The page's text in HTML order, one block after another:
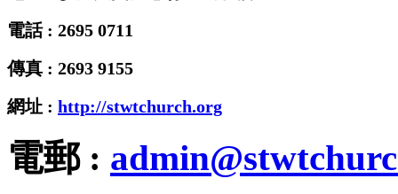
電話 : 2695 0711
傳真 : 2693 9155
網址 : http://stwtchurch.org
電郵 :